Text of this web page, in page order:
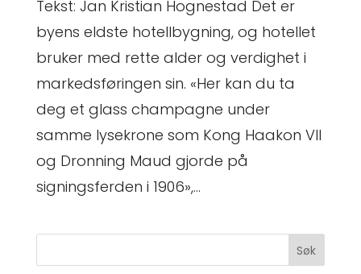
Tekst: Jan Kristian Hognestad Det er
byens eldste hotellbygning, og hotellet
bruker med rette alder og verdighet i
markedsføringen sin. «Her kan du ta
deg et glass champagne under
samme lysekrone som Kong Haakon VII
og Dronning Maud gjorde på
signingsferden i 1906»,...
Søk